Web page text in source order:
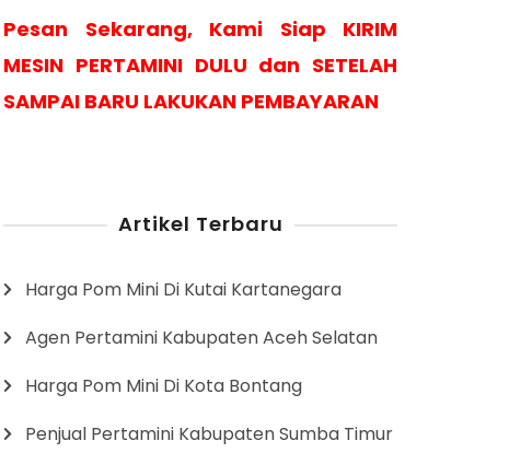
Pesan Sekarang, Kami Siap KIRIM
MESIN PERTAMINI DULU dan SETELAH
SAMPAI BARU LAKUKAN PEMBAYARAN
Artikel Terbaru
Harga Pom Mini Di Kutai Kartanegara
Agen Pertamini Kabupaten Aceh Selatan
Harga Pom Mini Di Kota Bontang
Penjual Pertamini Kabupaten Sumba Timur